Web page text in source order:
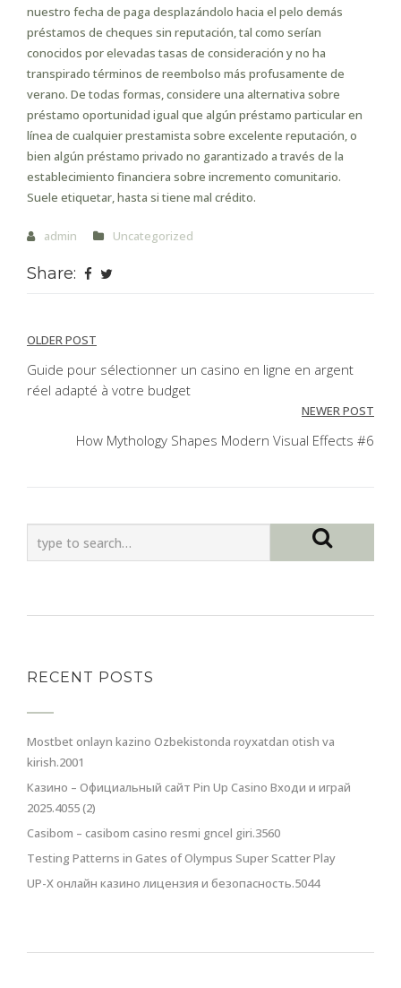
nuestro fecha de paga desplazándolo hacia el pelo demás
préstamos de cheques sin reputación, tal como serían
conocidos por elevadas tasas de consideración y no ha
transpirado términos de reembolso más profusamente de
verano. De todas formas, considere una alternativa sobre
préstamo oportunidad igual que algún préstamo particular en
línea de cualquier prestamista sobre excelente reputación, o
bien algún préstamo privado no garantizado a través de la
establecimiento financiera sobre incremento comunitario.
Suele etiquetar, hasta si tiene mal crédito.
admin Uncategorized
Share:
Post
navigation
OLDER POST
Guide pour sélectionner un casino en ligne en argent
réel adapté à votre budget
NEWER POST
How Mythology Shapes Modern Visual Effects #6
RECENT POSTS
Mostbet onlayn kazino Ozbekistonda royxatdan otish va
kirish.2001
Казино – Официальный сайт Pin Up Casino Входи и играй
2025.4055 (2)
Casibom – casibom casino resmi gncel giri.3560
Testing Patterns in Gates of Olympus Super Scatter Play
UP-X онлайн казино лицензия и безопасность.5044